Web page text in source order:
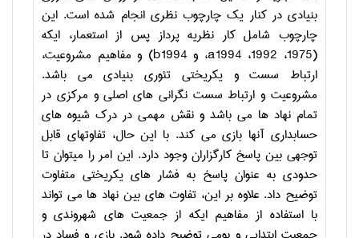
بنیادی در کنار یک چارچوب نظری انجام شده است. این
چارچوب شامل کار نظریه پرداز پس از استعمار، ایکه
(1975، 1992، 1994
a، و 1994 b) و مفاهیم مشروعیت،
ارتباط سست و یکریختی تئوری بنیادی می ­باشد.
مشروعیت و ارتباط سست نگرانی های اصلی و مرکزی در
تمام نهاد ها می ­باشد و نقش مهمی در درک شیوه­ های
حسابداری آن­ها بازی می­ کند. با این حال، تفاوت­های قابل
توجهی بین پاسخ کارگزاران وجود دارد. این امر را می­توان تا
حدودی به عنوان پاسخ به فشار های یکریختی متفاوت
توضیح داد. علاوه بر این، تفاوت­ های بین نهاد ها می­ تواند
با استفاده از مفاهیم ایکه از جمعیت­ های شهروندی و